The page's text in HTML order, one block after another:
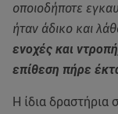
οποιοδήποτε
ήταν άδικο και
ενοχές και
επίθεση πήρε
Η ίδια δραστήρια